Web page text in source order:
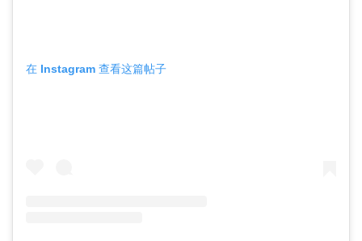
在 Instagram 查看这篇帖子